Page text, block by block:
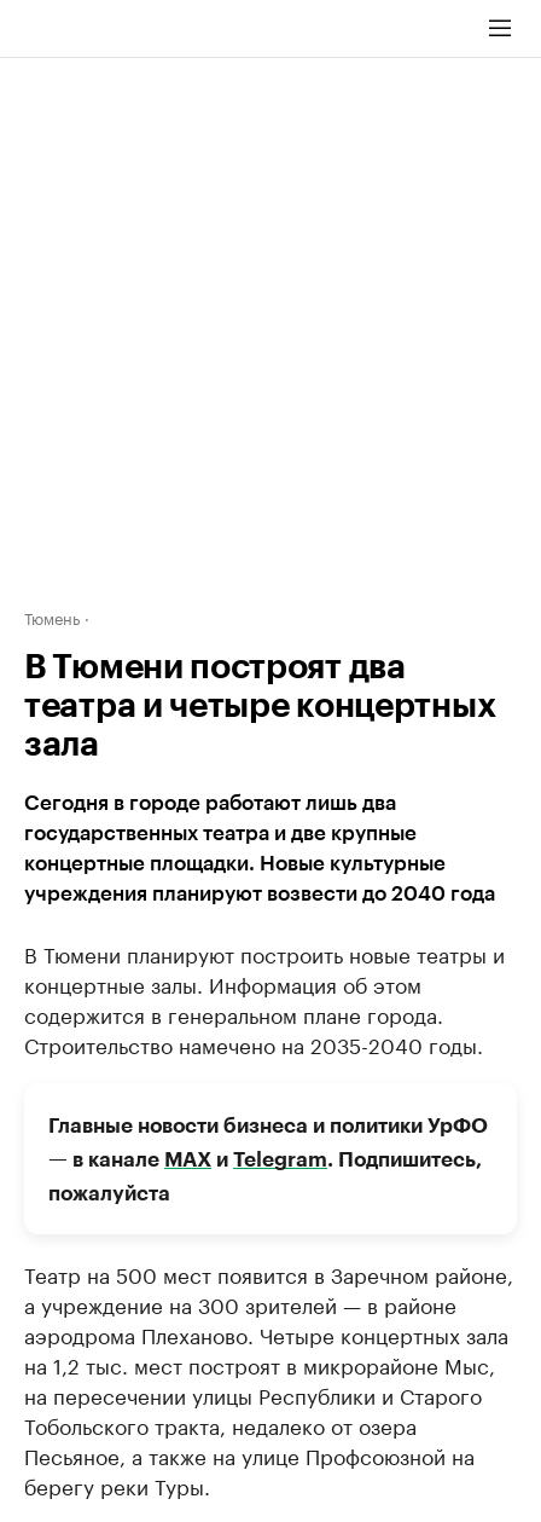
Тюмень
В Тюмени построят два
театра и четыре концертных
зала
Сегодня в городе работают лишь два
государственных театра и две крупные
концертные площадки. Новые культурные
учреждения планируют возвести до 2040 года
В Тюмени планируют построить новые театры и
концертные залы. Информация об этом
содержится в генеральном плане города.
Строительство намечено на 2035-2040 годы.
Главные новости бизнеса и политики УрФО
— в канале МАХ и Telegram. Подпишитесь,
пожалуйста
Театр на 500 мест появится в Заречном районе,
а учреждение на 300 зрителей — в районе
аэродрома Плеханово. Четыре концертных зала
на 1,2 тыс. мест построят в микрорайоне Мыс,
на пересечении улицы Республики и Старого
Тобольского тракта, недалеко от озера
Песьяное, а также на улице Профсоюзной на
берегу реки Туры.